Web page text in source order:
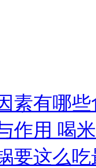
素有哪
作用 喝
要这么